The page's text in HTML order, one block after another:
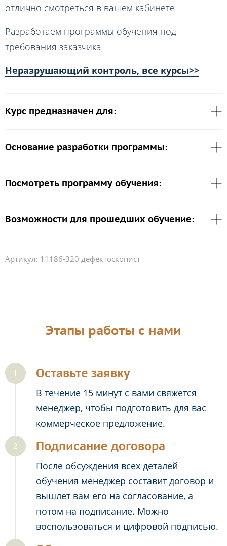
отлично смотреться в вашем кабинете
Разработаем программы обучения под
требования заказчика
Неразрушающий контроль, все курсы>>
Курс предназначен для:
Основание разработки программы:
Посмотреть программу обучения:
Возможности для прошедших обучение:
Артикул: 11186-320 дефектоскопист
Этапы работы с нами
Оставьте заявку
В течение 15 минут с вами свяжется
менеджер, чтобы подготовить для вас
коммерческое предложение.
Подписание договора
После обсуждения всех деталей
обучения менеджер составит договор и
вышлет вам его на согласование, а
потом на подписание. Можно
воспользоваться и цифровой подписью.